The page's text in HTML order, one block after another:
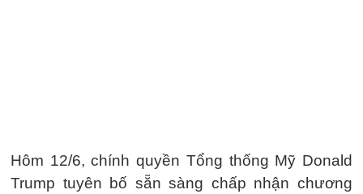
Hôm 12/6, chính quyền Tổng thống Mỹ Donald
Trump tuyên bố sẵn sàng chấp nhận chương